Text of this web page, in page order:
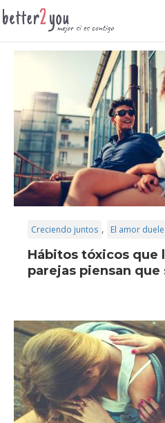
Creciendo juntos , El amor duele
Hábitos tóxicos que
parejas piensan que